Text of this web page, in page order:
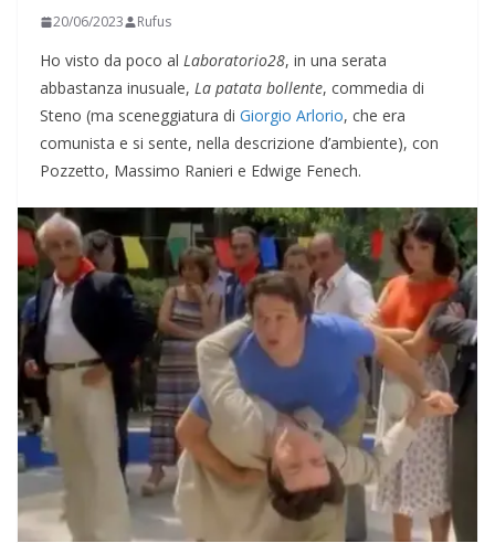
20/06/2023 Rufus
Ho visto da poco al Laboratorio28, in una serata
abbastanza inusuale, La patata bollente, commedia di
Steno (ma sceneggiatura di Giorgio Arlorio, che era
comunista e si sente, nella descrizione d’ambiente), con
Pozzetto, Massimo Ranieri e Edwige Fenech.